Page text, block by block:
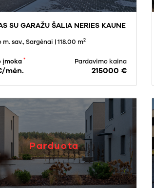
SU GARAŽU ŠALIA NERIES KAUNE
m. sav., Sargėnai | 118.00 m2
įmoka *
mėn.
Pardavimo kaina
215000 €
Parduota